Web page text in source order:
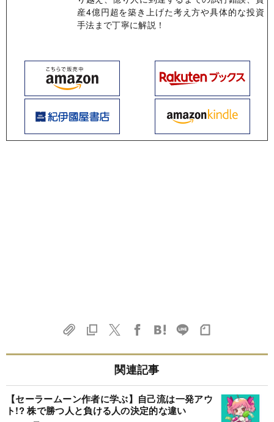
産4億円超を築き上げた考え方や具体的な投資
手法まで丁寧に解説！
関連記事
【セーラームーン作者に学ぶ】自己流は一発アウ
ト!? 株で勝つ人と負ける人の決定的な違い